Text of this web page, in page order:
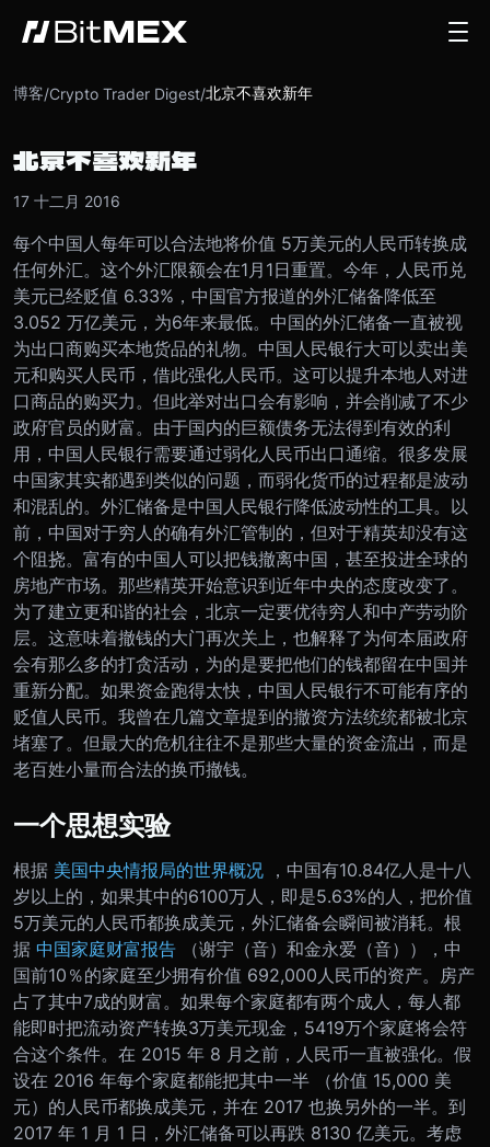
博客/Crypto Trader Digest/北京不喜欢新年
北京不喜欢新年
17 十二月 2016
每个中国人每年可以合法地将价值 5万美元的人民币转换成
任何外汇。这个外汇限额会在1月1日重置。 今年，人民币兑
美元已经贬值 6.33%，中国官方报道的外汇储备降低至
3.052 万亿美元，为6年来最低。 中国的外汇储备一直被视
为出口商购买本地货品的礼物。中国人民银行大可以卖出美
元和购买人民币，借此强化人民币。这可以提升本地人对进
口商品的购买力。但此举对出口会有影响，并会削减了不少
政府官员的财富。 由于国内的巨额债务无法得到有效的利
用，中国人民银行需要通过弱化人民币出口通缩。很多发展
中国家其实都遇到类似的问题，而弱化货币的过程都是波动
和混乱的。外汇储备是中国人民银行降低波动性的工具。以
前，中国对于穷人的确有外汇管制的，但对于精英却没有这
个阻挠。富有的中国人可以把钱撤离中国，甚至投进全球的
房地产市场。 那些精英开始意识到近年中央的态度改变了。
为了建立更和谐的社会，北京一定要优待穷人和中产劳动阶
层。这意味着撤钱的大门再次关上，也解释了为何本届政府
会有那么多的打贪活动，为的是要把他们的钱都留在中国并
重新分配。 如果资金跑得太快，中国人民银行不可能有序的
贬值人民币。我曾在几篇文章提到的撤资方法统统都被北京
堵塞了。但最大的危机往往不是那些大量的资金流出，而是
老百姓小量而合法的换币撤钱。
一个思想实验
根据 美国中央情报局的世界概况 ，中国有10.84亿人是十八
岁以上的，如果其中的6100万人，即是5.63%的人，把价值
5万美元的人民币都换成美元，外汇储备会瞬间被消耗。 根
据 中国家庭财富报告
（谢宇（音）和金永爱（音）），中
国前10％的家庭至少拥有价值 692,000人民币的资产。房产
占了其中7成的财富。如果每个家庭都有两个成人，每人都
能即时把流动资产转换3万美元现金，5419万个家庭将会符
合这个条件。 在 2015 年 8 月之前，人民币一直被强化。假
设在 2016 年每个家庭都能把其中一半 （价值 15,000 美
元）的人民币都换成美元，并在 2017 也换另外的一半。到
2017 年 1 月 1 日，外汇储备可以再跌 8130 亿美元。 考虑